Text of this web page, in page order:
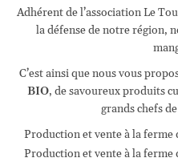
Adhérent de l’association Le
la défense de notre région,
C’est ainsi que nous vous
BIO, de savoureux produits
grands chefs
Production et vente à la ferme
Production et vente à la ferme